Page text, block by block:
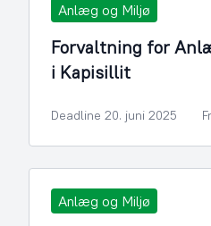
Anlæg og Miljø
Forvaltning for
i Kapisillit
Deadline 20. juni 2025
Anlæg og Miljø